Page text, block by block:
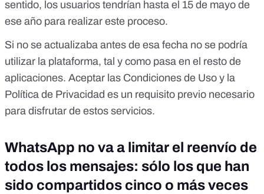
sentido, los usuarios tendrían hasta el 15 de mayo de
ese año para realizar este proceso.
Si no se actualizaba antes de esa fecha no se podría
utilizar la plataforma, tal y como pasa en el resto de
aplicaciones. Aceptar las Condiciones de Uso y la
Política de Privacidad es un requisito previo necesario
para disfrutar de estos servicios.
WhatsApp no va a limitar el reenvío de
todos los mensajes: sólo los que han
sido compartidos cinco o más veces